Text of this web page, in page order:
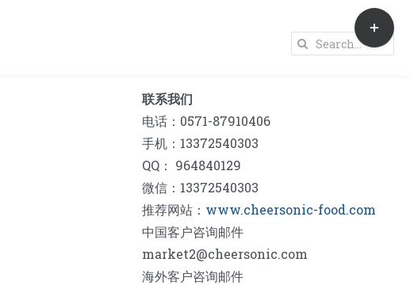
Search
联系我们
电话：0571-87910406
手机：13372540303
QQ： 964840129
微信：13372540303
推荐网站： www.cheersonic-food.com
中国客户咨询邮件
market2@cheersonic.com
海外客户咨询邮件
Toggle
Sliding